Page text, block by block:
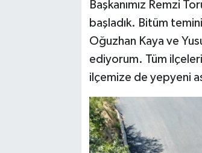
Başkanımız Remzi
başladık. Bitüm
Oğuzhan Kaya ve
ediyorum. Tüm
ilçemize de yepyeni